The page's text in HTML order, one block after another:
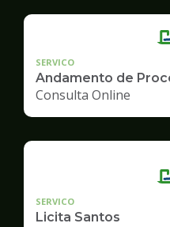
SERVICO
Andamento de
Consulta Online
SERVICO
Licita Santos